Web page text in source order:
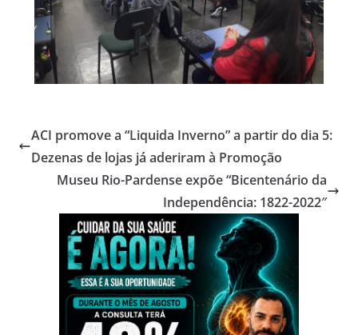
ACI promove a “Liquida Inverno” a partir do dia 5:
Dezenas de lojas já aderiram à Promoção
Museu Rio-Pardense expõe “Bicentenário da
Independência: 1822-2022″